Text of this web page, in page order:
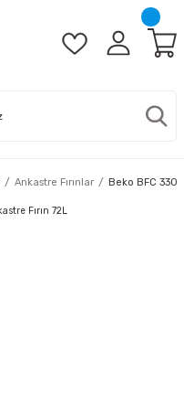
Ankastre Fırınlar Beko BFC 330